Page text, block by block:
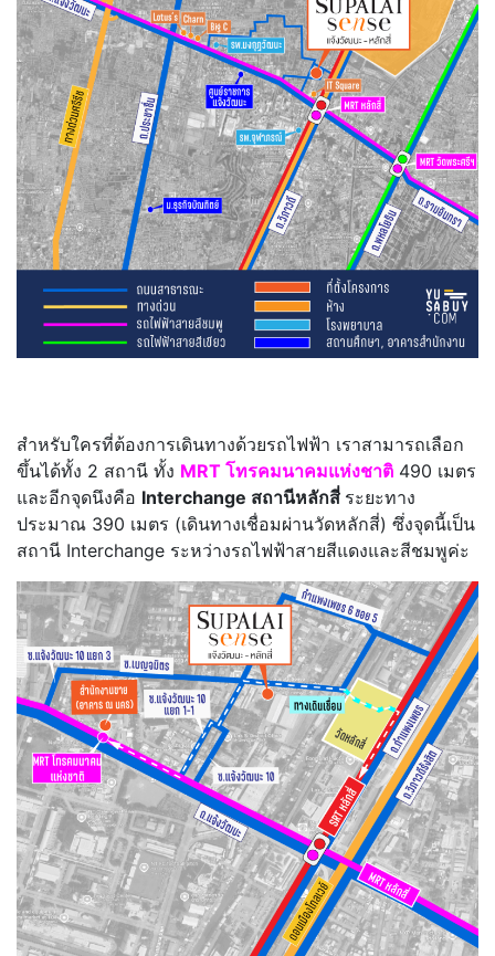
สำหรับใครที่ต้องการเดินทางด้วยรถไฟฟ้า เราสามารถเลือก
ขึ้นได้ทั้ง 2 สถานี ทั้ง MRT โทรคมนาคมแห่งชาติ 490 เมตร
และอีกจุดนึงคือ Interchange สถานีหลักสี่ ระยะทาง
ประมาณ 390 เมตร (เดินทางเชื่อมผ่านวัดหลักสี่) ซึ่งจุดนี้เป็น
สถานี Interchange ระหว่างรถไฟฟ้าสายสีแดงและสีชมพูค่ะ